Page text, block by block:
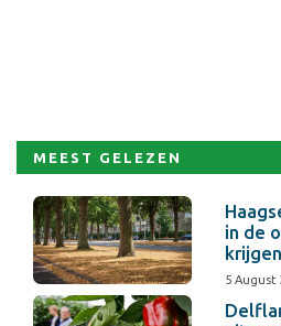
MEEST GELEZEN
in de
5 August